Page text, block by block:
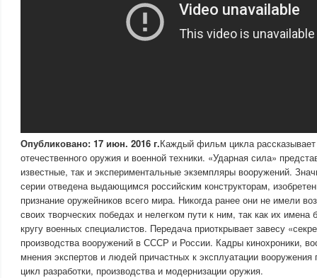
Опубликовано: 17 июн. 2016 г.Каждый фильм цикла
отечественного оружия и военной техники. «Ударная сила»
известные, так и экспериментальные экземпляры вооружений.
серии отведена выдающимся российским конструкторам,
признание оружейников всего мира. Никогда ранее они не имели
своих творческих победах и нелегком пути к ним, так как их
кругу военных специалистов. Передача приоткрывает завесу
производства вооружений в СССР и России. Кадры кинохроники,
мнения экспертов и людей причастных к эксплуатации
цикл разработки, производства и модернизации оружия.